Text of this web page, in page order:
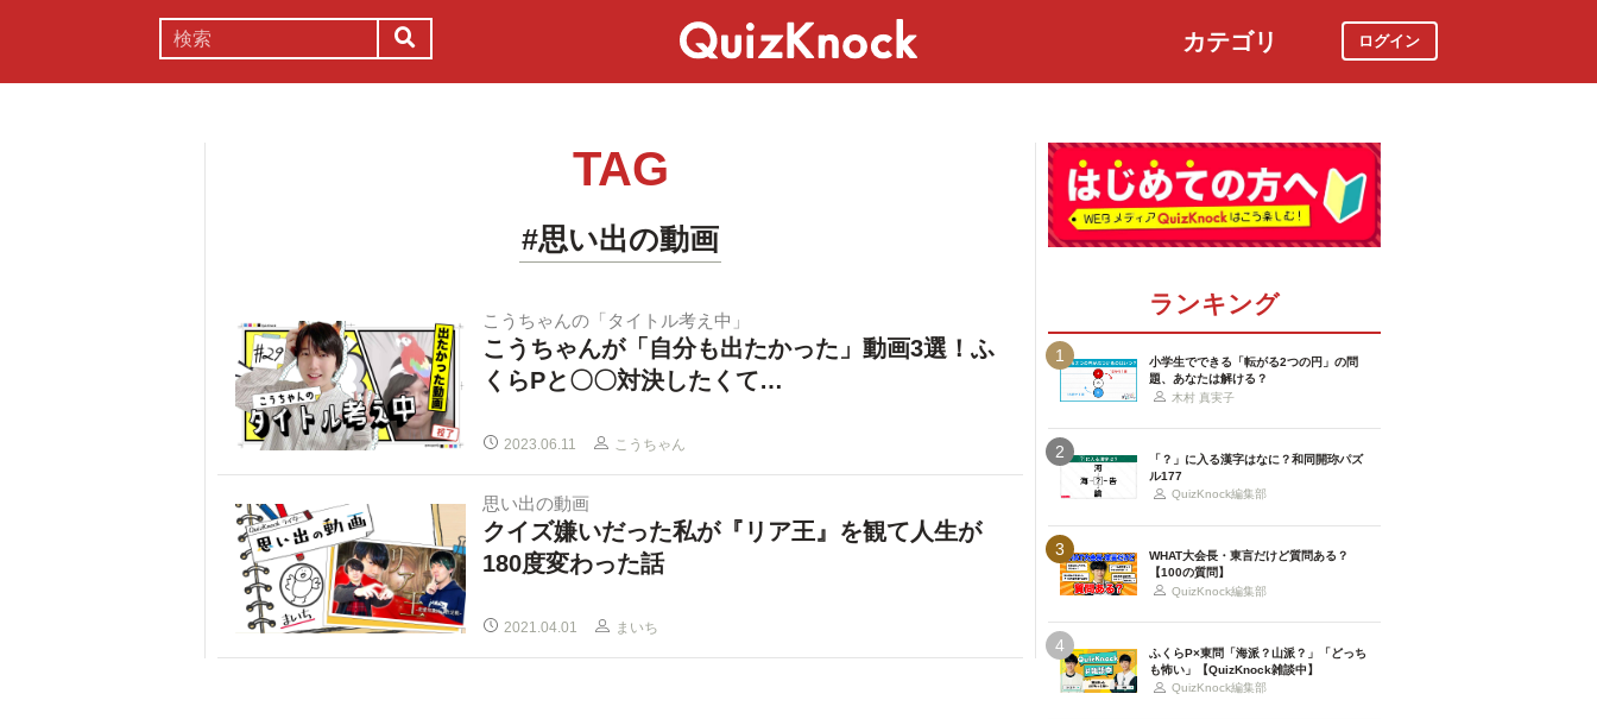
カテゴリ ログイン
TAG
#思い出の動画
こうちゃんの「タイトル考え中」
こうちゃんが「自分も出たかった」動画3選！ふ
くらPと〇〇対決したくて…
2023.06.11 こうちゃん
思い出の動画
クイズ嫌いだった私が『リア王』を観て人生が
180度変わった話
2021.04.01 まいち
ランキング
1
小学生でできる「転がる2つの円」の問
題、あなたは解ける？
木村 真実子
2
「？」に入る漢字はなに？和同開珎パズ
ル177
QuizKnock編集部
3
WHAT大会長・東言だけど質問ある？
【100の質問】
QuizKnock編集部
4
ふくらP×東問「海派？山派？」「どっち
も怖い」【QuizKnock雑談中】
QuizKnock編集部